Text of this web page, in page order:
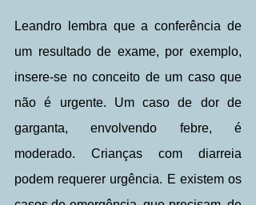
Leandro lembra que a conferência de
um resultado de exame, por exemplo,
insere-se no conceito de um caso que
não é urgente. Um caso de dor de
garganta, envolvendo febre, é
moderado. Crianças com diarreia
podem requerer urgência. E existem os